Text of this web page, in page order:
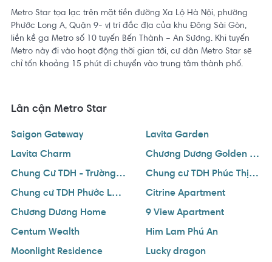
mại
Thời hạn sở hữu: Lâu dài
Trong thời điểm những tháng cuối năm như hiện nay, rất ít dự
thông tin chính thức, dự án Metro Star đã nhanh chóng thu hút
sự quan tâm của đông đảo nhà đầu tư và khách hàng. Cùng
Vị trí dự án Metro Star
Metro Star tọa lạc trên mặt tiền đường Xa Lộ Hà Nội, phường
Phước Long A, Quận 9- vị trí đắc địa của khu Đông Sài Gòn,
liền kề ga Metro số 10 tuyến Bến Thành – An Sương. Khi tuyến
Metro này đi vào hoạt động thời gian tới, cư dân Metro Star sẽ
chỉ tốn khoảng 15 phút di chuyển vào trung tâm thành phố.
Lân cận Metro Star
Saigon Gateway
Lavita Garden
Lavita Charm
Chương Dương Golden Land
Chung Cư TDH - Trường Thọ
Chung cư TDH Phúc Thịnh Đức
Chung cư TDH Phước Long
Citrine Apartment
Chương Dương Home
9 View Apartment
Centum Wealth
Him Lam Phú An
Moonlight Residence
Lucky dragon